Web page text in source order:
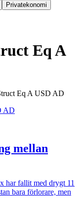
Privatekonomi
Eq A
Eq A USD AD
AD
mellan
har fallit med drygt 11
bara förlorare, men